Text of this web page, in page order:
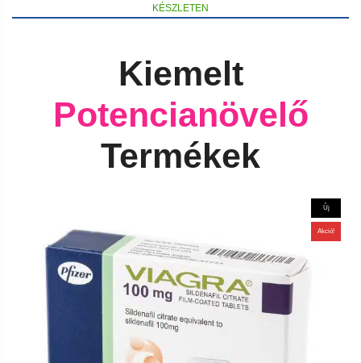
Kiemelt
Potencianövelő
Termékek
Új
Akció!